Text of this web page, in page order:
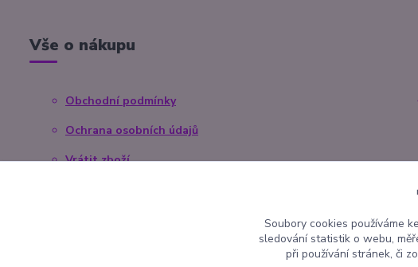
Vše o nákupu
Obchodní podmínky
Ochrana osobních údajů
Vrátit zboží
Soubory cookies používáme
sledování statistik o webu,
při používání stránek, či